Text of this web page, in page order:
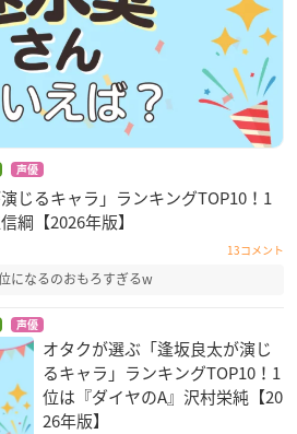
声優
じるキャラ」ランキングTOP10！1
綱【2026年版】
13コメント
になるのおもろすぎるw
声優
オタクが選ぶ「逢坂良太が演じ
るキャラ」ランキングTOP10！1
位は『ダイヤのA』沢村栄純【20
26年版】